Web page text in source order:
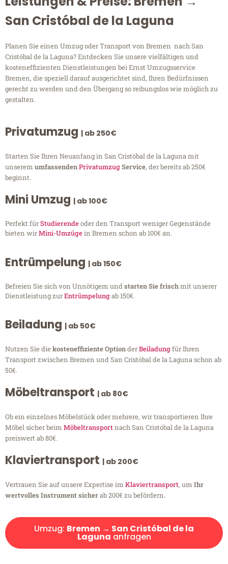
San Cristóbal de la Laguna
Planen Sie einen Umzug oder Transport von Bremen nach San
Cristóbal de la Laguna? Entdecken Sie unsere vielfältigen und
kosteneffizienten Dienstleistungen bei Ernst Umzugsservice
Bremen, die speziell darauf ausgerichtet sind, Ihren Bedürfnissen
gerecht zu werden und den Übergang so reibungslos wie möglich zu
gestalten.
Privatumzug | ab 250€
Starten Sie Ihren Neuanfang in San Cristóbal de la Laguna mit
unserem umfassendenPrivatumzugService, der bereits ab 250€
beginnt.
Mini Umzug | ab 100€
Perfekt fürStudierendeoder den Transport weniger Gegenstände
bieten wirMini-Umzügein Bremen schon ab 100€ an.
Entrümpelung | ab 150€
Befreien Sie sich von Unnötigem undstarten Sie frischmit unserer
Dienstleistung zurEntrümpelungab 150€.
Beiladung | ab 50€
Nutzen Sie diekosteneffiziente OptionderBeiladungfür Ihren
Transport zwischen Bremen und San Cristóbal de la Laguna schon ab
50€.
Möbeltransport | ab 80€
Ob ein einzelnes Möbelstück oder mehrere, wir transportieren Ihre
Möbel sicher beim Möbeltransportnach San Cristóbal de la Laguna
preiswert ab 80€.
Klaviertransport | ab 200€
Vertrauen Sie auf unsere Expertise im Klaviertransport, um Ihr
wertvolles Instrument sicherab 200€ zu befördern.
Umzug: Bremen → San Cristóbal de la
Laguna anfragen